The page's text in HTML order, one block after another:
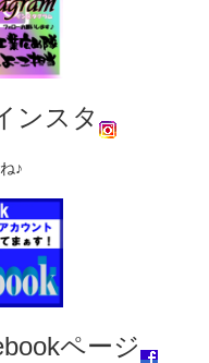
ンスタ
♪
ページ